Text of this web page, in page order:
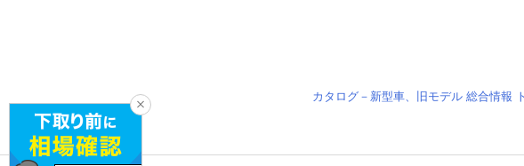
カタログ－新型車、旧モデル 総合情報